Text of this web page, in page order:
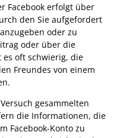
Facebook erfolgt über
den Sie aufgefordert
oder zu
oder über die
es oft schwierig, die
Freundes von einem
gesammelten
die Informationen, die
Facebook-Konto zu